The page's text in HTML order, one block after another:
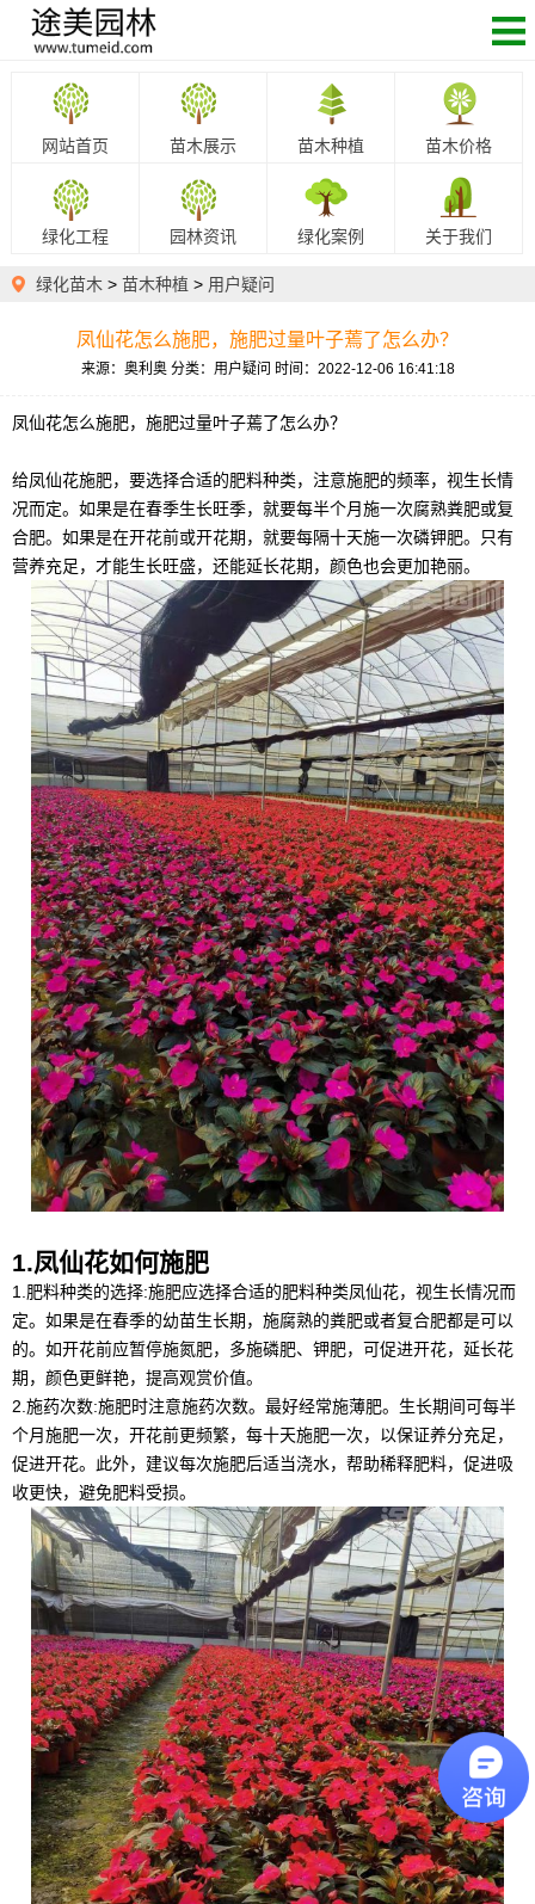
网站首页 苗木展示 苗木种植 苗木价格
绿化工程 园林资讯 绿化案例 关于我们
绿化苗木 > 苗木种植 > 用户疑问
凤仙花怎么施肥，施肥过量叶子蔫了怎么办？
来源：奥利奥 分类：用户疑问 时间：2022-12-06 16:41:18
凤仙花怎么施肥，施肥过量叶子蔫了怎么办？
给凤仙花施肥，要选择合适的肥料种类，注意施肥的频率，视生长情
况而定。如果是在春季生长旺季，就要每半个月施一次腐熟粪肥或复
合肥。如果是在开花前或开花期，就要每隔十天施一次磷钾肥。只有
营养充足，才能生长旺盛，还能延长花期，颜色也会更加艳丽。
1.凤仙花如何施肥
1.肥料种类的选择:施肥应选择合适的肥料种类凤仙花，视生长情况而
定。如果是在春季的幼苗生长期，施腐熟的粪肥或者复合肥都是可以
的。如开花前应暂停施氮肥，多施磷肥、钾肥，可促进开花，延长花
期，颜色更鲜艳，提高观赏价值。
2.施药次数:施肥时注意施药次数。最好经常施薄肥。生长期间可每半
个月施肥一次，开花前更频繁，每十天施肥一次，以保证养分充足，
促进开花。此外，建议每次施肥后适当浇水，帮助稀释肥料，促进吸
收更快，避免肥料受损。